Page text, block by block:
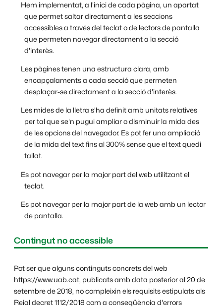
Hem implementat, a l'inici de cada pàgina, un apartat
que permet saltar directament a les seccions
accessibles a través del teclat o de lectors de pantalla
que permeten navegar directament a la secció
d'interès.
Les pàgines tenen una estructura clara, amb
encapçalaments a cada secció que permeten
desplaçar-se directament a la secció d'interès.
Les mides de la lletra s'ha definit amb unitats relatives
per tal que se'n pugui ampliar o disminuir la mida des
de les opcions del navegador. Es pot fer una ampliació
de la mida del text fins al 300% sense que el text quedi
tallat.
Es pot navegar per la major part del web utilitzant el
teclat.
Es pot navegar per la major part de la web amb un lector
de pantalla.
Contingut no accessible
Pot ser que alguns continguts concrets del web
https://www.uab.cat, publicats amb data posterior al 20 de
setembre de 2018, no compleixin els requisits estipulats als
Reial decret 1112/2018 com a conseqüència d'errors